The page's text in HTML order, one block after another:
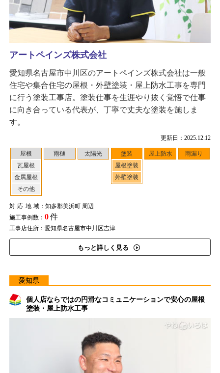
更新日：2025.12.12
屋根
瓦屋根
金属屋根
その他
雨樋 太陽光
塗装
屋根塗装
外壁塗装
屋上防水 雨漏り
対応地域：知多郡美浜町 周辺
施工事例数： 0件
工事店住所：愛知県名古屋市中川区吉津
もっと詳しく見る
アートペインズ株式会社
愛知県名古屋市中川区のアートペインズ株式会社は一般
住宅や集合住宅の屋根・外壁塗装・屋上防水工事を専門
に行う塗装工事店。塗装仕事を生涯やり抜く覚悟で仕事
に向き合っている代表が、丁寧で丈夫な塗装を施しま
す。
愛知県
個人店ならではの円滑なコミュニケーションで安心の屋根
塗装・屋上防水工事